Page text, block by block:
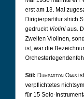
erst am 13. Mai
Dirigierpartitur strich
gedruckt Violini aus.
Zweiten Violinen,
ist, war die
Stil: Dumbarton Oaks
verpflichtetes
für 15 Solo-